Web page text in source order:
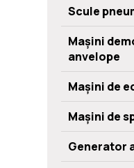
Scule
Mașini
anvelope
Mașini de
Mașini de
Generator